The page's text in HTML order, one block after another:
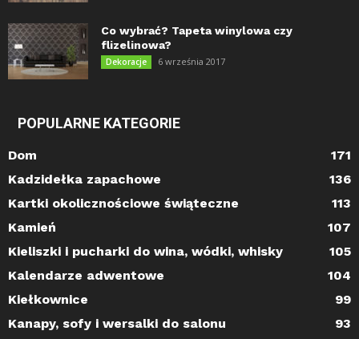
Co wybrać? Tapeta winylowa czy
flizelinowa?
Dekoracje 6 września 2017
POPULARNE KATEGORIE
Dom
171
Kadzidełka zapachowe
136
Kartki okolicznościowe świąteczne
113
Kamień
107
Kieliszki i pucharki do wina, wódki, whisky
105
Kalendarze adwentowe
104
Kiełkownice
99
Kanapy, sofy i wersalki do salonu
93